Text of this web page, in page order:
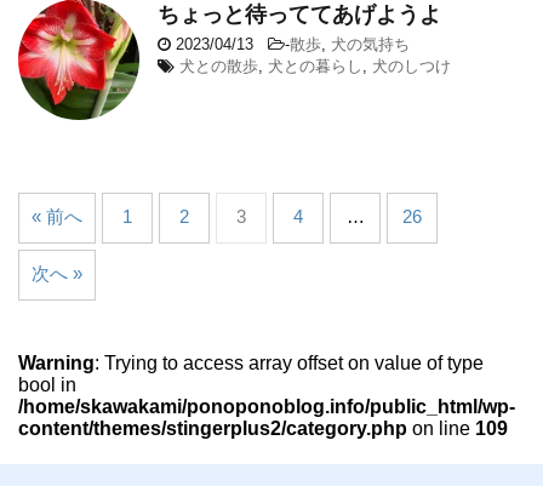
ちょっと待っててあげようよ
2023/04/13 -散歩 犬の気持ち
犬との散歩 犬との暮らし 犬のしつけ
« 前へ 1 2 3 4 … 26
次へ »
Warning: Trying to access array offset on value of type
bool in
/home/skawakami/ponoponoblog.info/public_html/wp-
content/themes/stingerplus2/category.php on line 109